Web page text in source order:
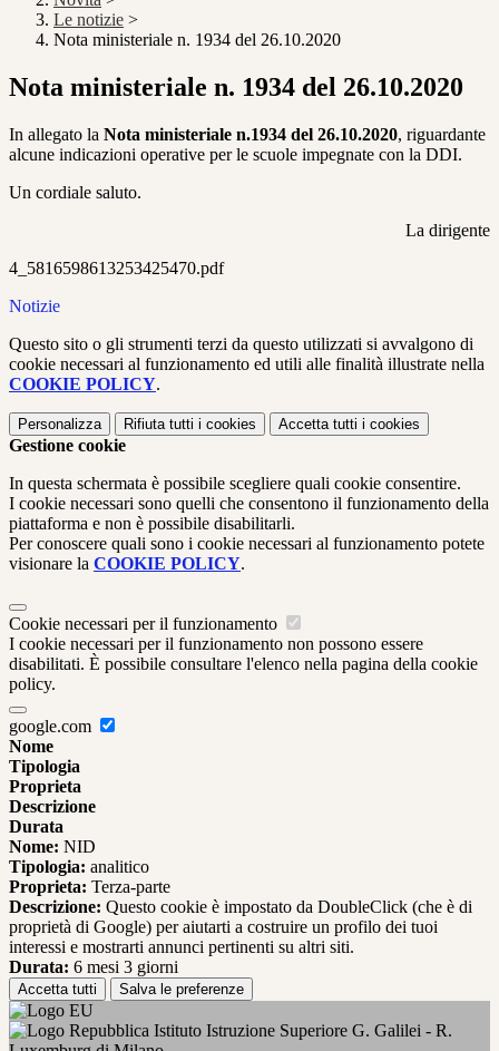
Le notizie >
Nota ministeriale n. 1934 del 26.10.2020
Nota ministeriale n. 1934 del 26.10.2020
In allegato la Nota ministeriale n.1934 del 26.10.2020, riguardante
alcune indicazioni operative per le scuole impegnate con la DDI.
Un cordiale saluto.
La dirigente
4_5816598613253425470.pdf
Notizie
Questo sito o gli strumenti terzi da questo utilizzati si avvalgono di
cookie necessari al funzionamento ed utili alle finalità illustrate nella
COOKIE POLICY.
Personalizza Rifiuta tutti i cookies Accetta tutti i cookies
Gestione cookie
In questa schermata è possibile scegliere quali cookie consentire.
I cookie necessari sono quelli che consentono il funzionamento della
piattaforma e non è possibile disabilitarli.
Per conoscere quali sono i cookie necessari al funzionamento potete
visionare la COOKIE POLICY.
Cookie necessari per il funzionamento
I cookie necessari per il funzionamento non possono essere
disabilitati. È possibile consultare l'elenco nella pagina della cookie
policy.
google.com
Nome
Tipologia
Proprieta
Descrizione
Durata
Nome: NID
Tipologia: analitico
Proprieta: Terza-parte
Descrizione: Questo cookie è impostato da DoubleClick (che è di
proprietà di Google) per aiutarti a costruire un profilo dei tuoi
interessi e mostrarti annunci pertinenti su altri siti.
Durata: 6 mesi 3 giorni
Accetta tutti Salva le preferenze
Istituto Istruzione Superiore G. Galilei - R.